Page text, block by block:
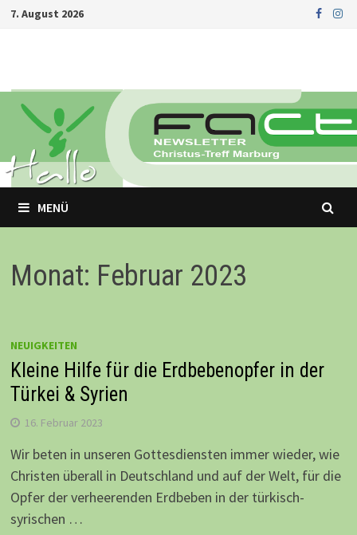
Zurück
7. August 2026
MENÜ
Monat: Februar 2023
NEUIGKEITEN
Kleine Hilfe für die Erdbebenopfer in der
Türkei & Syrien
16. Februar 2023
Wir beten in unseren Gottesdiensten immer wieder, wie
Christen überall in Deutschland und auf der Welt, für die
Opfer der verheerenden Erdbeben in der türkisch-
syrischen …